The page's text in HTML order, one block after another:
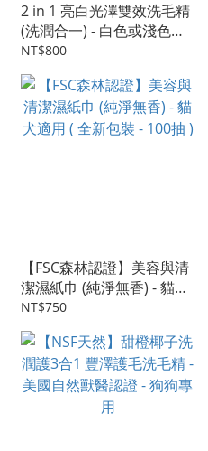
2 in 1 亮白光澤雙效洗毛精
(洗潤合一) - 白色或淺色毛
髮狗狗適用
NT$800
【FSC森林認證】美容與清
潔濕紙巾 (純淨無香) - 貓犬
適用 ( 全新包裝 - 100抽 )
NT$750